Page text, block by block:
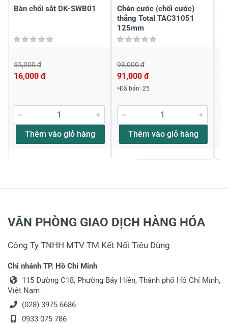
Viết nhận xét về sản phẩm
Đánh giá sao
Viết nhận xét của bạn vào bên dưới
Bàn chổi sắt DK-SWB01
55,000 đ
16,000 đ
Thêm vào giỏ hàng
Chén cước (chổi cước)
thẳng Total TAC31051
125mm
93,000 đ
91,000 đ
Đã bán: 25
Thêm vào giỏ hàng
VĂN PHÒNG GIAO DỊCH HÀNG HÓA
Công Ty TNHH MTV TM Kết Nối Tiêu Dùng
Chi nhánh TP. Hồ Chí Minh
115 Đường C18, Phường Bảy Hiền, Thành phố Hồ Chí Minh,
Việt Nam
(028) 3975 6686
0933 075 786